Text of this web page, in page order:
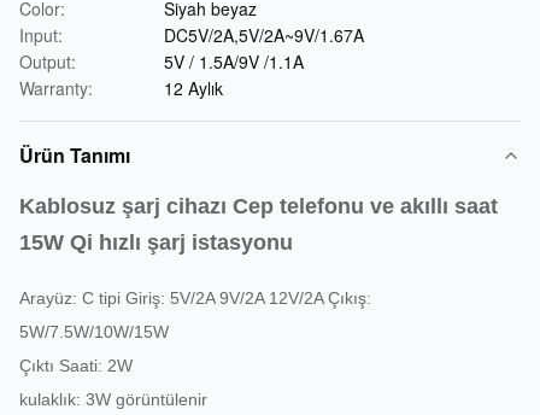
Color:
Siyah beyaz
Input:
DC5V/2A,5V/2A~9V/1.67A
Output:
5V / 1.5A/9V /1.1A
Warranty:
12 Aylık
Ürün Tanımı
Kablosuz şarj cihazı Cep telefonu ve akıllı saat
15W Qi hızlı şarj istasyonu
Arayüz: C tipi Giriş: 5V/2A 9V/2A 12V/2A Çıkış:
5W/7.5W/10W/15W
Çıktı Saati: 2W
kulaklık: 3W görüntülenir